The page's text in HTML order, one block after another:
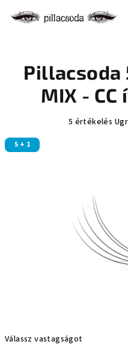
Válassz vastagságot
Pillacsoda
MIX - CC
A
csillag.
5 értékelés
5 + 1